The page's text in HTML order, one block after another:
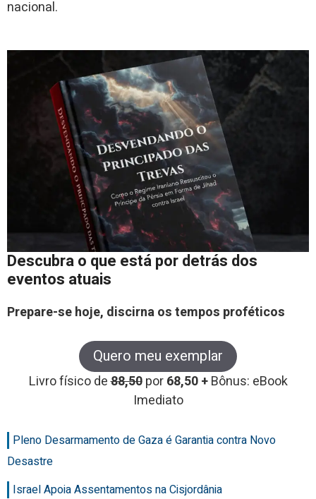
nacional.
Descubra o que está por detrás dos
eventos atuais
Prepare-se hoje, discirna os tempos proféticos
Quero meu exemplar
Livro físico de88,50 por68,50 +Bônus: eBook
Imediato
Pleno Desarmamento de Gaza é Garantia contra Novo
Desastre
Israel Apoia Assentamentos na Cisjordânia